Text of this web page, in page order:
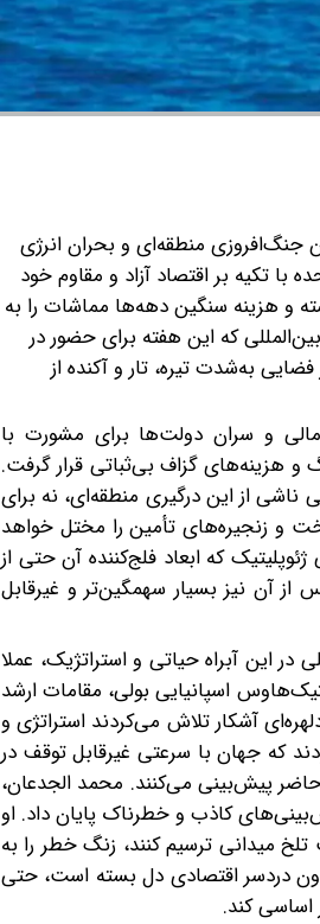
جنگ‌افروزی منطقه‌ای و بحران انرژی
با تکیه بر اقتصاد آزاد و مقاوم خود
و هزینه سنگین دهه‌ها مماشات را به
که این هفته برای حضور در
به‌شدت تیره، تار و آکنده از
و سران دولت‌ها برای مشورت با
هزینه‌های گزاف بی‌ثباتی قرار گرفت.
از این درگیری منطقه‌ای، نه برای
و زنجیره‌های تأمین را مختل خواهد
که ابعاد فلج‌کننده آن حتی از
اوکراین در سال ۲۰۲۲ و تورم افسارگسیخته پس از آن نیز بسیار سهمگین‌تر و غیرقابل
این آبراه حیاتی و استراتژیک، عملا
اسپانیایی بولی، مقامات ارشد
آشکار تلاش می‌کردند استراتژی و
که جهان با سرعتی غیرقابل توقف در
پیش‌بینی می‌کنند. محمد الجدعان،
کاذب و خطرناک پایان داد. او
تلخ میدانی ترسیم کنند، زنگ خطر را به
دردسر اقتصادی دل بسته است، حتی
کند.